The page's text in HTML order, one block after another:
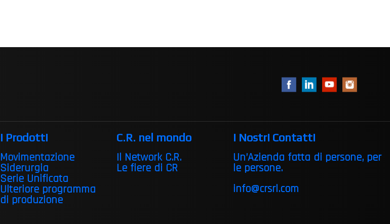
I Prodotti
Movimentazione
Siderurgia
Serie Unificata
Ulteriore programma
di produzione
C.R. nel mondo
Il Network C.R.
Le fiere di CR
I Nostri Contatti
Un’Azienda fatta di persone, per
le persone.
info@crsrl.com